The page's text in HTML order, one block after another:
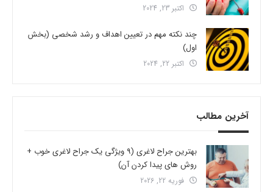
اکتبر 23, 2024
چند نکته مهم در تعیین اهداف و رشد شخصی (بخش
اول)
اکتبر 22, 2024
آخرین مطالب
بهترین جراح لاغری (9 ویژگی یک جراح لاغری خوب +
روش های پیدا کردن آن)
فوریه 22, 2026